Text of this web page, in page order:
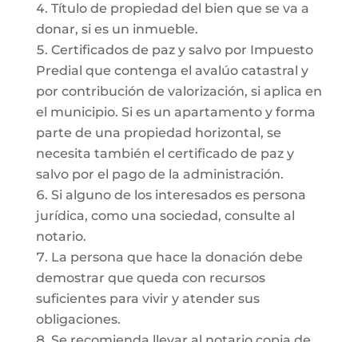
Título de propiedad del bien que se va a
donar, si es un inmueble.
Certificados de paz y salvo por Impuesto
Predial que contenga el avalúo catastral y
por contribución de valorización, si aplica en
el municipio. Si es un apartamento y forma
parte de una propiedad horizontal, se
necesita también el certificado de paz y
salvo por el pago de la administración.
Si alguno de los interesados es persona
jurídica, como una sociedad, consulte al
notario.
La persona que hace la donación debe
demostrar que queda con recursos
suficientes para vivir y atender sus
obligaciones.